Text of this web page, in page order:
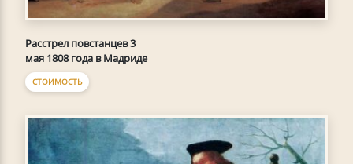
Расстрел повстанцев 3
мая 1808 года в Мадриде
СТОИМОСТЬ